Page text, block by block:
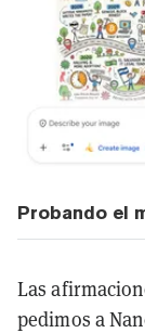
Probando el
Las
pedimos a